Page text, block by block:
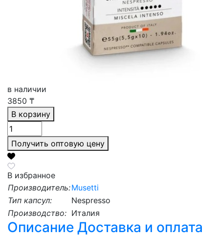
в наличии
3850 ₸
В корзину
Получить оптовую цену
В избранное
Производитель:Musetti
Тип капсул:
Nespresso
Производство: Италия
Описание Доставка и оплата